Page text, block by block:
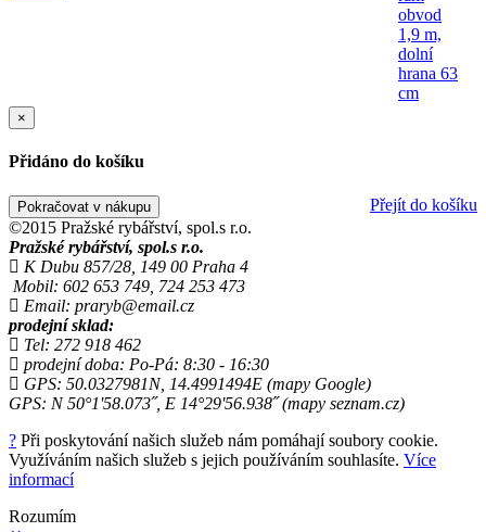
×
Přidáno do košíku
Pokračovat v nákupu
Přejít do košíku
©2015 Pražské rybářství, spol.s r.o.
Pražské rybářství, spol.s r.o.
K Dubu 857/28, 149 00 Praha 4
Mobil: 602 653 749, 724 253 473
Email: praryb@email.cz
prodejní sklad:
Tel: 272 918 462
prodejní doba: Po-Pá: 8:30 - 16:30
GPS: 50.0327981N, 14.4991494E (mapy Google)
GPS: N 50°1'58.073˝, E 14°29'56.938˝ (mapy seznam.cz)
? Při poskytování našich služeb nám pomáhají soubory cookie.
Využíváním našich služeb s jejich používáním souhlasíte. Více
informací
Rozumím